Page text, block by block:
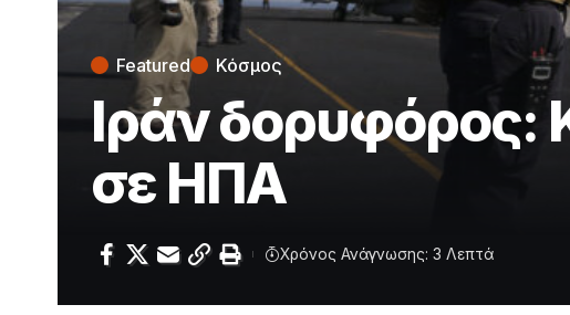
Featured Κόσμος
Ιράν δορυφόρος:
σε ΗΠΑ
Χρόνος Ανάγνωσης: 3 Λεπτά